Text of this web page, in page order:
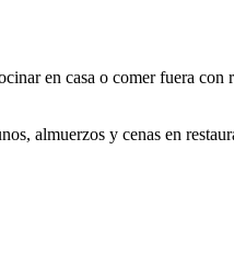
en casa o comer fuera con
almuerzos y cenas en